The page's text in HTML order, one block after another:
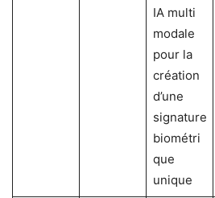
IA multi
modale
pour la
création
d’une
signature
biométri
que
unique